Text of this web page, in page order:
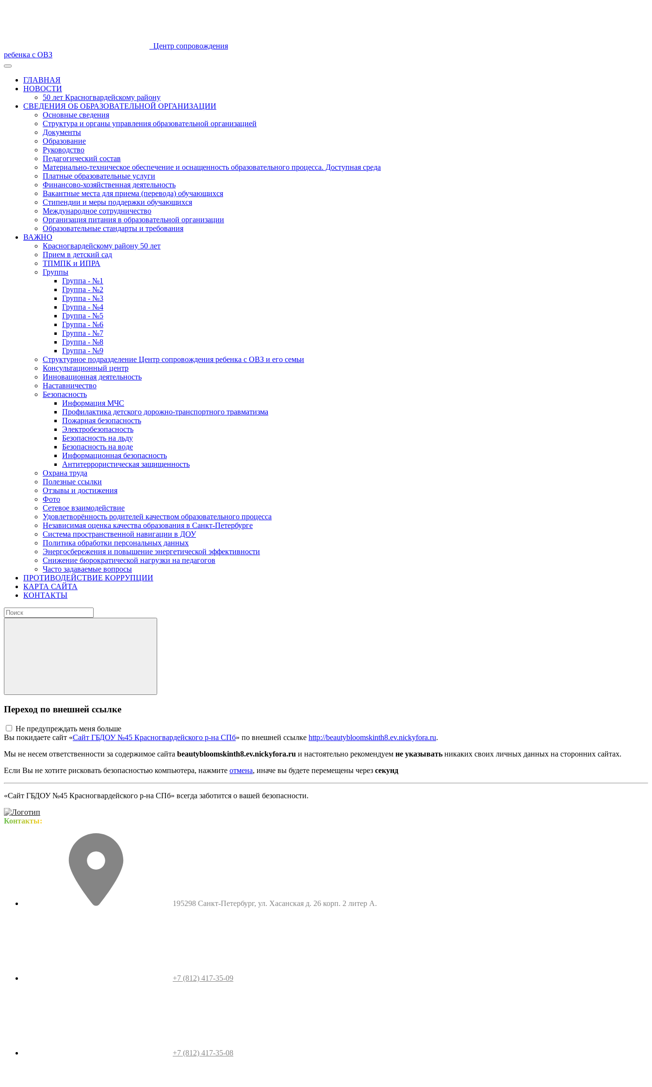
Центр сопровождения
ребенка с ОВЗ
ГЛАВНАЯ
НОВОСТИ
50 лет Красногвардейскому району
СВЕДЕНИЯ ОБ ОБРАЗОВАТЕЛЬНОЙ ОРГАНИЗАЦИИ
Основные сведения
Структура и органы управления образовательной организацией
Документы
Образование
Руководство
Педагогический состав
Материально-техническое обеспечение и оснащенность образовательного процесса. Доступная среда
Платные образовательные услуги
Финансово-хозяйственная деятельность
Вакантные места для приема (перевода) обучающихся
Стипендии и меры поддержки обучающихся
Международное сотрудничество
Организация питания в образовательной организации
Образовательные стандарты и требования
ВАЖНО
Красногвардейскому району 50 лет
Прием в детский сад
ТПМПК и ИПРА
Группы
Группа - №1
Группа - №2
Группа - №3
Группа - №4
Группа - №5
Группа - №6
Группа - №7
Группа - №8
Группа - №9
Структурное подразделение Центр сопровождения ребенка с ОВЗ и его семьи
Консультационный центр
Инновационная деятельность
Наставничество
Безопасность
Информация МЧС
Профилактика детского дорожно-транспортного травматизма
Пожарная безопасность
Электробезопасность
Безопасность на льду
Безопасность на воде
Информационная безопасность
Антитеррористическая защищенность
Охрана труда
Полезные ссылки
Отзывы и достижения
Фото
Сетевое взаимодействие
Удовлетворённость родителей качеством образовательного процесса
Независимая оценка качества образования в Санкт-Петербурге
Система пространственной навигации в ДОУ
Политика обработки персональных данных
Энергосбережения и повышение энергетической эффективности
Снижение бюрократической нагрузки на педагогов
Часто задаваемые вопросы
ПРОТИВОДЕЙСТВИЕ КОРРУПЦИИ
КАРТА САЙТА
КОНТАКТЫ
Переход по внешней ссылке
Не предупреждать меня больше
Вы покидаете сайт «Сайт ГБДОУ №45 Красногвардейского р-на СПб» по внешней ссылке http://beautybloomskinth8.ev.nickyfora.ru.
Мы не несем ответственности за содержимое сайта beautybloomskinth8.ev.nickyfora.ru и настоятельно рекомендуем не указывать никаких своих личных данных на сторонних сайтах.
Если Вы не хотите рисковать безопасностью компьютера, нажмите отмена, иначе вы будете перемещены через секунд
«Сайт ГБДОУ №45 Красногвардейского р-на СПб» всегда заботится о вашей безопасности.
Контакты:
195298 Санкт-Петербург, ул. Хасанская д. 26 корп. 2 литер А.
+7 (812) 417-35-09
+7 (812) 417-35-08